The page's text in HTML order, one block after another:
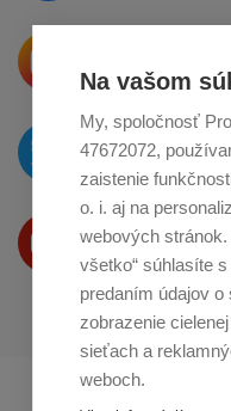
Na vašom
My, spoločnosť
47672072,
zaistenie
o. i. aj na
webových
všetko“ súhlasíte
predaním údajov
zobrazenie
sieťach a
weboch.
o zdieľanie
O novinkách
naTwitteri
Produkty Vám
na Youtube